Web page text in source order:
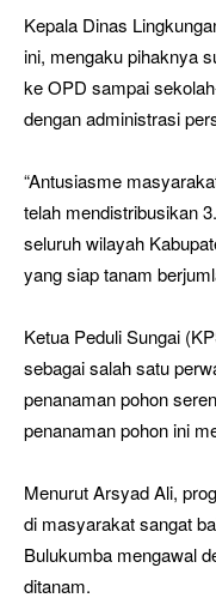
Kepala Dinas
ini, mengaku pihaknya
ke OPD sampai
dengan administrasi
“Antusiasme
telah mendistribusikan
seluruh wilayah
yang siap tanam
Ketua Peduli Sungai
sebagai salah satu
penanaman pohon
penanaman pohon ini
Menurut Arsyad Ali,
di masyarakat sangat
Bulukumba mengawal
ditanam.